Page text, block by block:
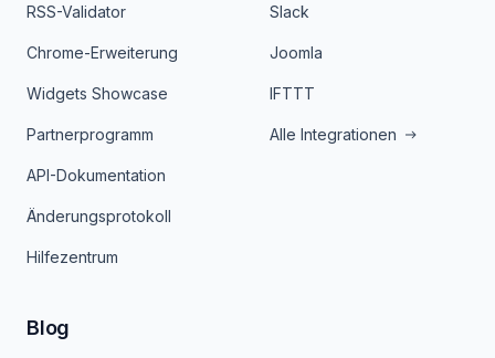
RSS-Validator
Chrome-Erweiterung
Widgets Showcase
Partnerprogramm
API-Dokumentation
Änderungsprotokoll
Hilfezentrum
Slack
Joomla
IFTTT
Alle Integrationen
Blog